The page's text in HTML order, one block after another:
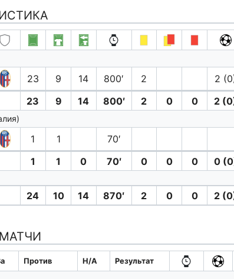
23 9 14 800′ 2 2
23 9 14 800′ 2 0 0 2
1 1 70′
1 1 0 70′ 0 0 0 0
24 10 14 870′ 2 0 0 2
Против H/A Результат